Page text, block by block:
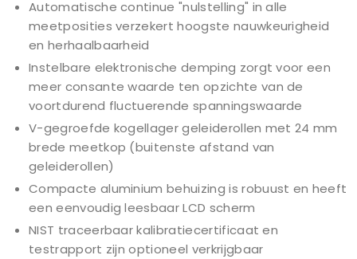
Automatische continue "nulstelling" in alle
meetposities verzekert hoogste nauwkeurigheid
en herhaalbaarheid
Instelbare elektronische demping zorgt voor een
meer consante waarde ten opzichte van de
voortdurend fluctuerende spanningswaarde
V-gegroefde kogellager geleiderollen met 24 mm
brede meetkop (buitenste afstand van
geleiderollen)
Compacte aluminium behuizing is robuust en heeft
een eenvoudig leesbaar LCD scherm
NIST traceerbaar kalibratiecertificaat en
testrapport zijn optioneel verkrijgbaar